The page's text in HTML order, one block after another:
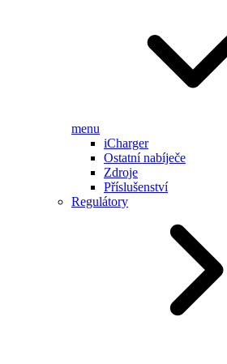
menu
iCharger
Ostatní nabíječe
Zdroje
Příslušenství
Regulátory